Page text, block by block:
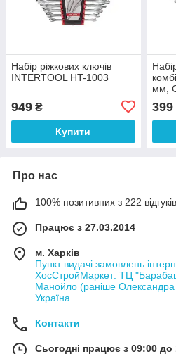
Набір ріжкових ключів
INTERTOOL HT-1003
949 ₴
Купити
мм,
1002
399
Про нас
100% позитивних з 222
Працює з 27.03.2014
м. Харків
Пункт видачі замовлень
ХосСтройМаркет: ТЦ
Манойло (раніше Олександра
Україна
Контакти
Сьогодні працює з 09:00 до